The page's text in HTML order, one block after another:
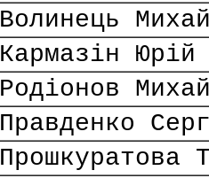
Волинець
Кармазін Юрій
Родіонов
Правденко
Прошкуратова